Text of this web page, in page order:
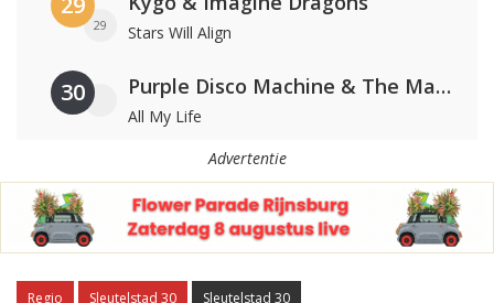
29 Stars Will Align
30 Purple Disco Machine & The Magician
All My Life
Advertentie
Regio Sleutelstad 30 Sleutelstad 30